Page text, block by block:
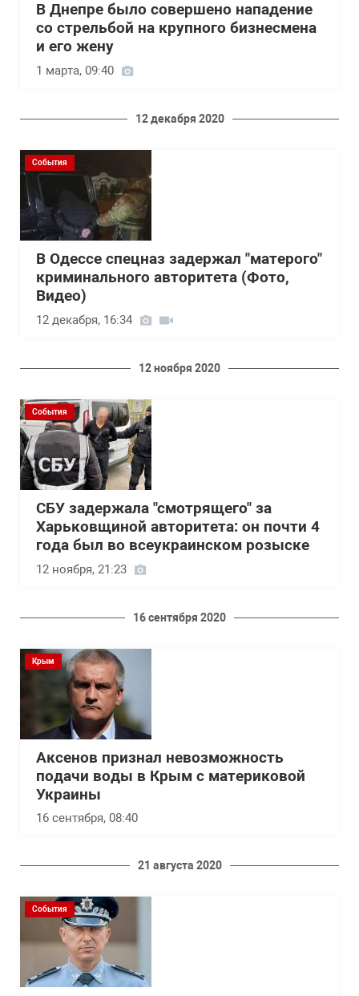
В Днепре было совершено нападение
со стрельбой на крупного бизнесмена
и его жену
1 марта, 09:40
12 декабря 2020
События
В Одессе спецназ задержал "матерого"
криминального авторитета (Фото,
Видео)
12 декабря, 16:34
12 ноября 2020
События
СБУ задержала "смотрящего" за
Харьковщиной авторитета: он почти 4
года был во всеукраинском розыске
12 ноября, 21:23
16 сентября 2020
Крым
Аксенов признал невозможность
подачи воды в Крым с материковой
Украины
16 сентября, 08:40
21 августа 2020
События